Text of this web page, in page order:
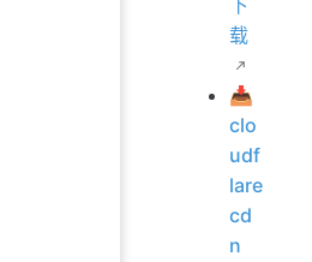
下
载
📥
clo
udf
lare
cd
n